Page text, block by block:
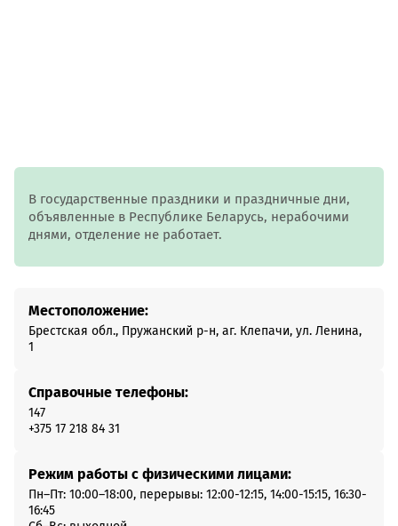
В государственные праздники и праздничные дни,
объявленные в Республике Беларусь, нерабочими
днями, отделение не работает.
Местоположение:
Брестская обл., Пружанский р-н, аг. Клепачи, ул. Ленина,
1
Справочные телефоны:
147
+375 17 218 84 31
Режим работы с физическими лицами:
Пн–Пт: 10:00–18:00, перерывы: 12:00-12:15, 14:00-15:15, 16:30-
16:45